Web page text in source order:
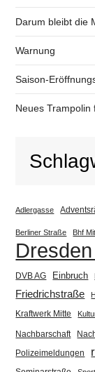
Darum bleibt die
Warnung
Saison-
Neues
Adlergasse
Berliner Straße Bhf
DVB AG Einbruch
Friedrichstraße
Kraftwerk Mitte
Nachbarschaft
Polizeimeldungen